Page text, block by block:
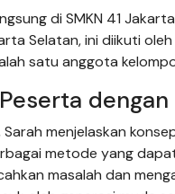
di SMKN 41
Selatan, ini diikuti
satu anggota
menjelaskan
metode yang
masalah dan